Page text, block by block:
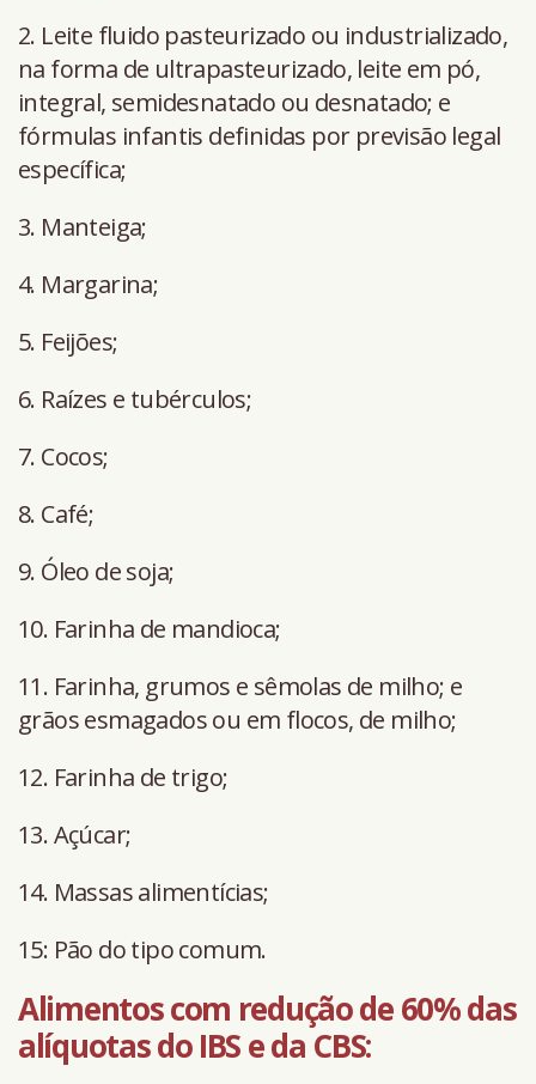
2. Leite fluido pasteurizado ou industrializado,
na forma de ultrapasteurizado, leite em pó,
integral, semidesnatado ou desnatado; e
fórmulas infantis definidas por previsão legal
específica;
3. Manteiga;
4. Margarina;
5. Feijões;
6. Raízes e tubérculos;
7. Cocos;
8. Café;
9. Óleo de soja;
10. Farinha de mandioca;
11. Farinha, grumos e sêmolas de milho; e
grãos esmagados ou em flocos, de milho;
12. Farinha de trigo;
13. Açúcar;
14. Massas alimentícias;
15: Pão do tipo comum.
Alimentos com redução de 60% das
alíquotas do IBS e da CBS: